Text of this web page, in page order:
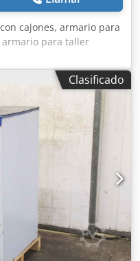
cajones, armario para
para taller
mm -Profundidad: 630
interiores de los
los cajones: 260 mm -
Clasificado